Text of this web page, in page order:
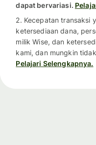
dapat bervariasi.
2. Kecepatan transaksi
ketersediaan dana,
milik Wise, dan
kami, dan mungkin
Pelajari Selengkapnya.